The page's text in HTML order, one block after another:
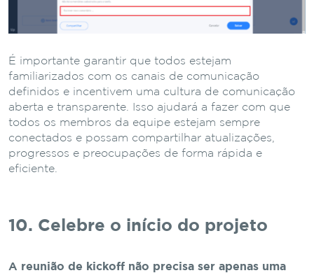
É importante garantir que todos estejam
familiarizados com os canais de comunicação
definidos e incentivem uma cultura de comunicação
aberta e transparente. Isso ajudará a fazer com que
todos os membros da equipe estejam sempre
conectados e possam compartilhar atualizações,
progressos e preocupações de forma rápida e
eficiente.
10. Celebre o início do projeto
A reunião de kickoff não precisa ser apenas uma